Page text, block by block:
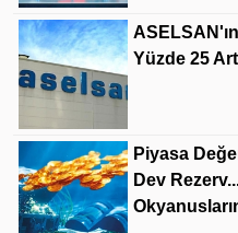
Yüzde 25
Piyasa
Dev